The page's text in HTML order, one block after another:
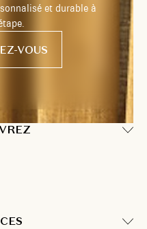
et durable à
VOUS